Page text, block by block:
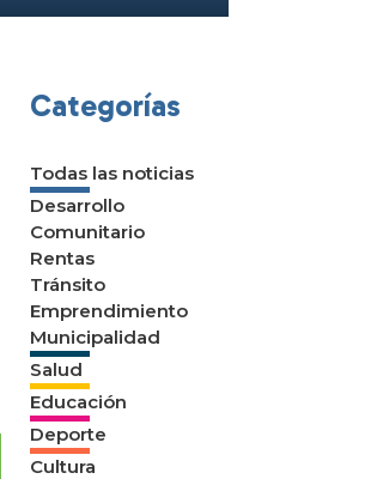
Categorías
Todas las noticias
Desarrollo
Comunitario
Rentas
Tránsito
Emprendimiento
Municipalidad
Salud
Educación
Deporte
Cultura